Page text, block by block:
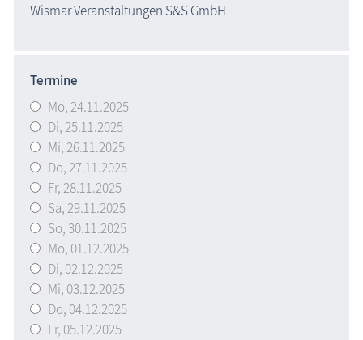
Wismar Veranstaltungen S&S GmbH
Termine
Mo, 24.11.2025
Di, 25.11.2025
Mi, 26.11.2025
Do, 27.11.2025
Fr, 28.11.2025
Sa, 29.11.2025
So,30.11.2025
Mo, 01.12.2025
Di, 02.12.2025
Mi, 03.12.2025
Do, 04.12.2025
Fr, 05.12.2025